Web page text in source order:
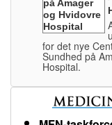
for det nye
Sundhed på
Hospital.